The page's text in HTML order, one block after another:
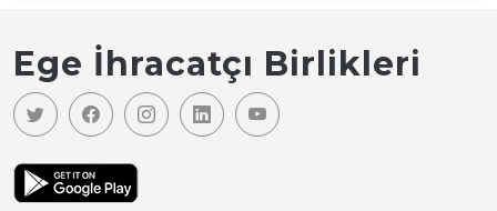
Ege İhracatçı Birlikleri